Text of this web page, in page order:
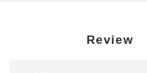
Review